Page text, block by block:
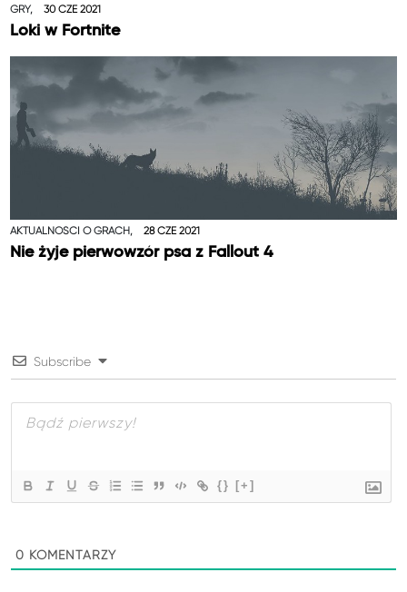
GRY, 30 CZE 2021
Loki w Fortnite
AKTUALNOŚCI O GRACH, 28 CZE 2021
Nie żyje pierwowzór psa z Fallout 4
Subscribe
{} [+]
0 KOMENTARZY